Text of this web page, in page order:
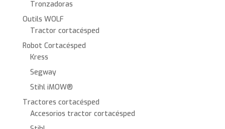
Tronzadoras
Outils WOLF
Tractor cortacésped
Robot Cortacésped
Kress
Segway
Stihl iMOW®
Tractores cortacésped
Accesorios tractor cortacésped